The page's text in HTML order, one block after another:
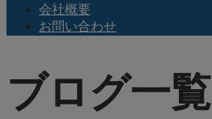
会社概要
お問い合わせ
ブログ一覧